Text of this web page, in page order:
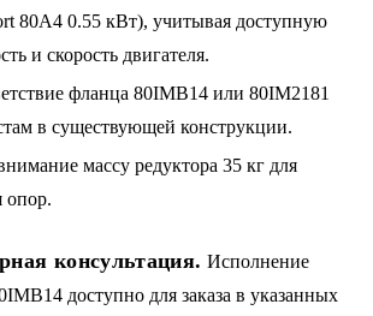
80A4 0.55 кВт), учитывая доступную
и скорость двигателя.
фланца 80IMB14 или 80IM2181
в существующей конструкции.
массу редуктора 35 кг для
опор.
консультация. Исполнение
доступно для заказа в указанных